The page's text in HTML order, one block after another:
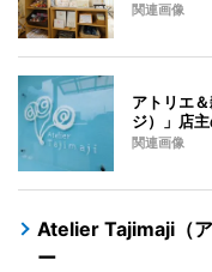
関連画像
アトリエ
ジ）」店
関連画像
Atelier Tajimaji（
ー